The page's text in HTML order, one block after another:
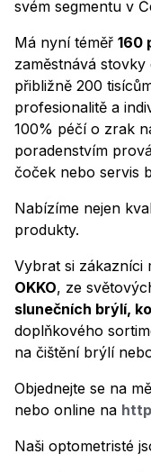
svém segmentu v
Má nyní téměř 160
zaměstnává
přibližně 200
profesionalitě a
100% péčí o zrak
poradenstvím
čoček nebo servis
Nabízíme nejen
produkty.
Vybrat si
OKKO, ze
slunečních brýlí,
doplňkového
na čištění brýlí
Objednejte se na
nebo online na
Naši optometristé